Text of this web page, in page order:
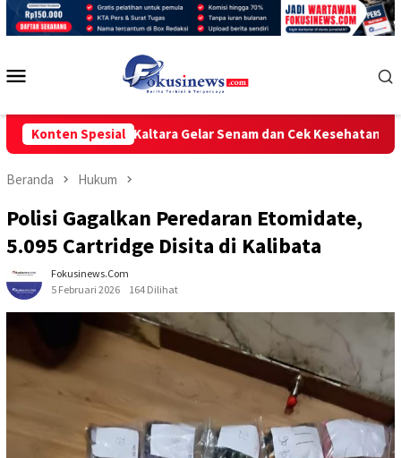
Loncat
Konten Spesial
Kaltara Gelar Senam dan Cek Kesehatan Gratis
Beranda Hukum
Polisi Gagalkan Peredaran Etomidate,
5.095 Cartridge Disita di Kalibata
Fokusinews.com
5 Februari 2026
164 Dilihat